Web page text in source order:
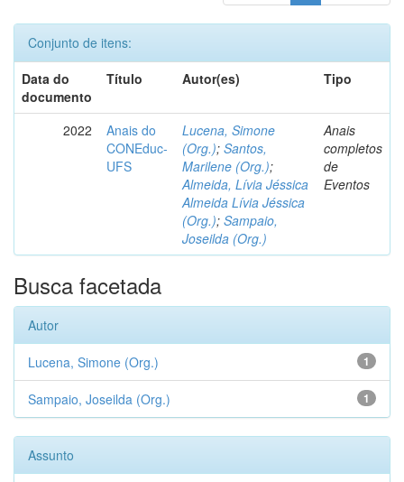
Conjunto de itens:
Data do
documento
Título Autor(es) Tipo
2022
Anais do
CONEduc-
UFS
Lucena, Simone
(Org.); Santos,
Marilene (Org.);
Almeida, Lívia Jéssica
Almeida Lívia Jéssica
(Org.); Sampaio,
Joseilda (Org.)
Anais
completos
de
Eventos
Busca facetada
Autor
1
Lucena, Simone (Org.)
1
Sampaio, Joseilda (Org.)
Assunto